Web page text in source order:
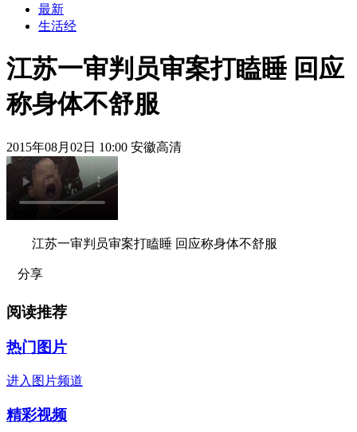
最新
生活经
江苏一审判员审案打瞌睡 回应
称身体不舒服
2015年08月02日 10:00 安徽高清
江苏一审判员审案打瞌睡 回应称身体不舒服
分享
阅读推荐
热门图片
进入图片频道
精彩视频